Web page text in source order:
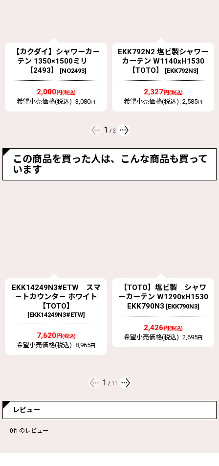
EKK792N2 塩ビ製シャワー
カーテン W1140xH1530
【TOTO】
EKK792N3
2,327円(税込)
希望小売価格(税込) : 2,585円
【TOTO】塩ビ製 シャワ
ーカーテン W1290xH1530
EKK790N3
[EKK790N3
2,426円(税込)
希望小売価格(税込) : 2,695円
2 / 2
この商品を買った人は、こんな商品も買って
います
【TOTO】塩ビ製 シャワ
ーカーテン W1290xH1530
EKK790N3 [EKK790N3
希望小売価格(税込):
EKK50006N3 割り蓋用フツ
ク（樹脂） 旧
EKK50006N2【TOTO】
[EKK50006N3]
2,129円(税込)
2 / 11
レビュー
0件のレビュー